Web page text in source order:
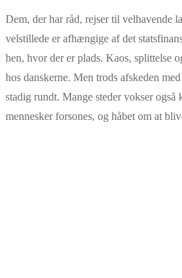
Dem, der har råd, rejser til velhavende
velstillede er afhængige af det
hen, hvor der er plads. Kaos, splittelse
hos danskerne. Men trods afskeden
stadig rundt. Mange steder vokser
mennesker forsones, og håbet om at